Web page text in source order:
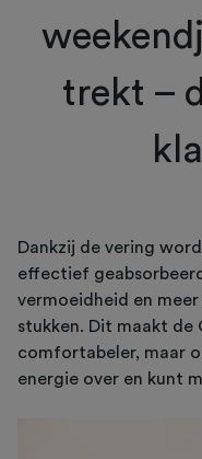
trekt –
Dankzij de vering
effectief
vermoeidheid en
stukken. Dit maakt de
comfortabeler, maar
energie over en kunt